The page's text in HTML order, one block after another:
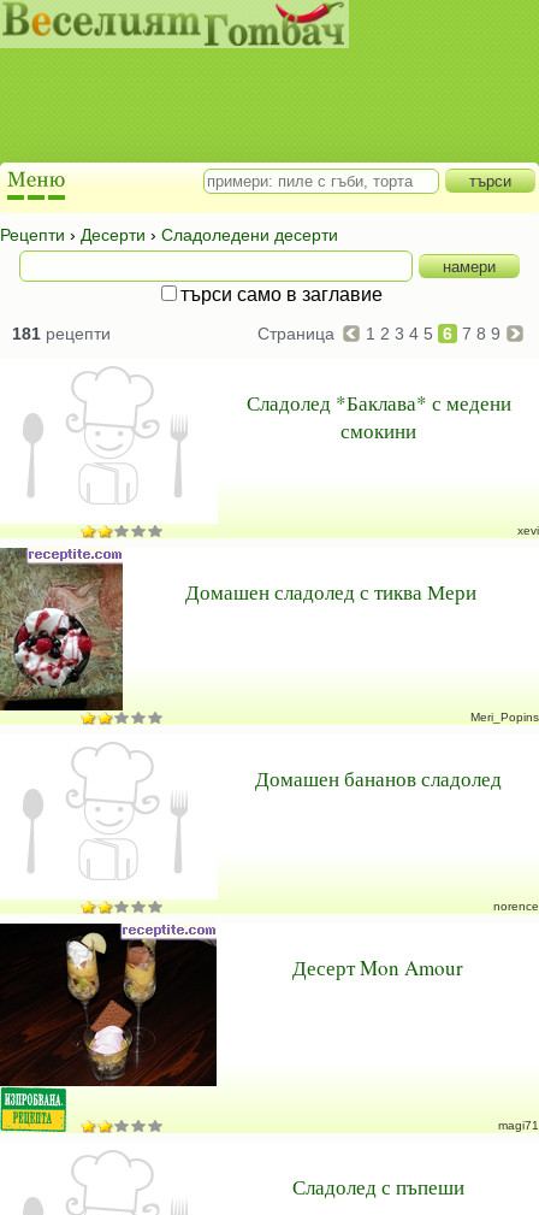
Рецепти › Десерти › Сладоледени десерти
търси само в заглавие
181 рецепти Страница 1 2 3 4 5 6 7 8 9
Сладолед *Баклава* с медени
смокини
xevi
Домашен сладолед с тиква Мери
Meri_Popins
Домашен бананов сладолед
norence
Десерт Mon Amour
magi71
Сладолед с пъпеши